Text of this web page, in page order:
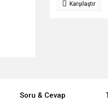
Karşılaştır
Soru & Cevap